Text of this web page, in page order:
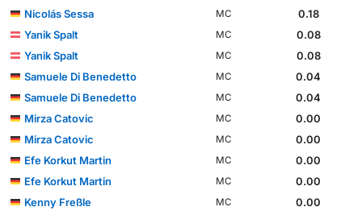
Nicolás Sessa
MC
0.18
Yanik Spalt
MC
0.08
Yanik Spalt
MC
0.08
Samuele Di Benedetto
MC
0.04
Samuele Di Benedetto
MC
0.04
Mirza Catovic
MC
0.00
Mirza Catovic
MC
0.00
Efe Korkut Martin
MC
0.00
Efe Korkut Martin
MC
0.00
Kenny Freßle
MC
0.00